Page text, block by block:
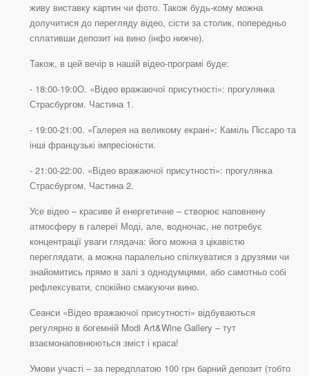
живу виставку картин чи фото. Також будь-кому можна
долучитися до перегляду відео, сісти за столик, попередньо
сплативши депозит на вино (інфо нижче).
Також, в цей вечір в нашій відео-програмі буде:
- 18:00-19:0О. «Відео вражаючої присутності»: прогулянка
Страсбургом. Частина 1.
- 19:00-21:00. «Галерея на великому екрані»: Каміль Піссаро та
інші французькі імпресіоністи.
- 21:00-22:00. «Відео вражаючої присутності»: прогулянка
Страсбургом. Частина 2.
Усе відео – красиве й енергетичне – створює наповнену
атмосферу в галереї Моді, але, водночас, не потребує
концентрації уваги глядача: його можна з цікавістю
переглядати, а можна паралельно спілкуватися з друзями чи
знайомитись прямо в залі з однодумцями, або самотньо собі
рефлексувати, спокійно смакуючи вино.
Сеанси «Відео вражаючої присутності» відбуваються
регулярно в богемній Modi Art&Wine Gallery – тут
взаємонаповнюються зміст і краса!
Умови участі – за передплатою 100 грн барний депозит (тобто